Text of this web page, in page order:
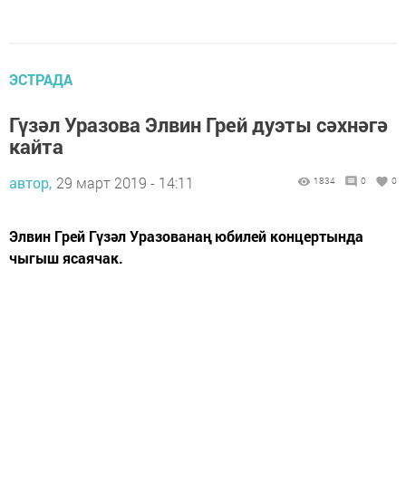
ЭСТРАДА
Гүзәл Уразова Элвин Грей дуэты сәхнәгә
кайта
автор, 29 март 2019 - 14:11 1834 0 0
Элвин Грей Гүзәл Уразованаң юбилей концертында
чыгыш ясаячак.